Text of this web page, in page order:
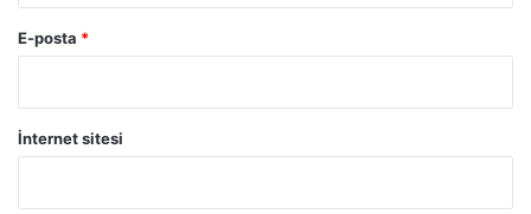
E-posta *
İnternet sitesi